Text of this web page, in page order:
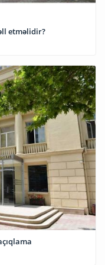
etməlidir?
bağlı açıqlama